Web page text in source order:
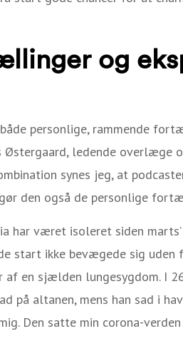
og
personlige, rammende
ledende overlæge
synes jeg, at
den også de personlige
har været isoleret siden
start ikke bevægede sig
en sjælden lungesygdom. I
på altanen, mens han sad i
Den satte min corona-verden